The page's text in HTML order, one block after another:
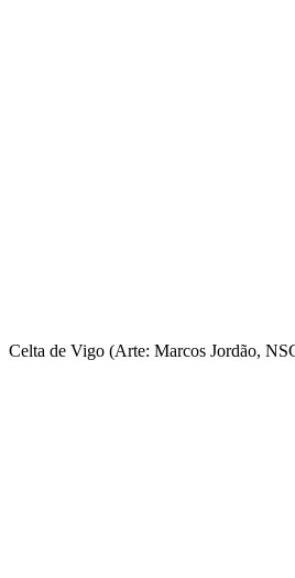
Celta de Vigo (Arte: Marcos Jordão,